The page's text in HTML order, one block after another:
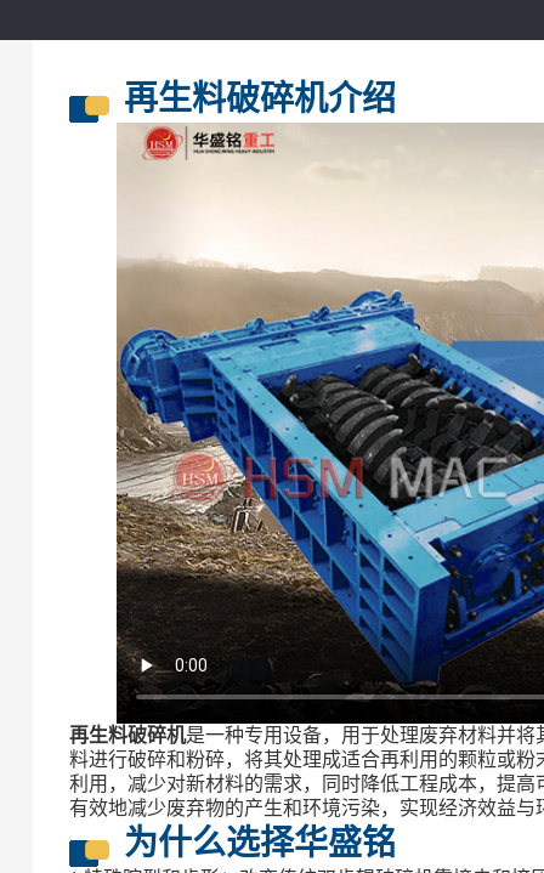
再生料破碎机介绍
再生料破碎机是一种专用设备，用于处理废弃材料并
料进行破碎和粉碎，将其处理成适合再利用的颗粒或
利用，减少对新材料的需求，同时降低工程成本，提
有效地减少废弃物的产生和环境污染，实现经济效益与
为什么选择华盛铭